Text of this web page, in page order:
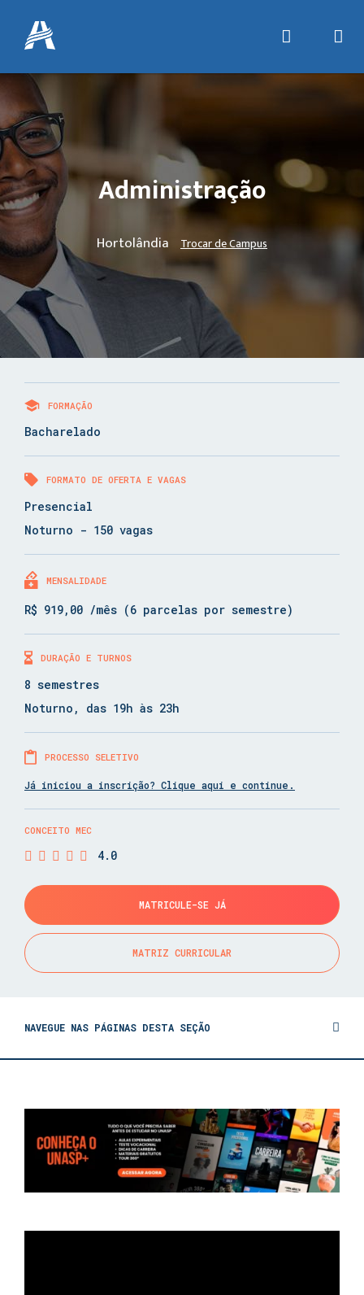
Administração
Hortolândia Trocar de Campus
FORMAÇÃO
Bacharelado
FORMATO DE OFERTA E VAGAS
Presencial
Noturno - 150 vagas
MENSALIDADE
R$ 919,00 /mês (6 parcelas por semestre)
DURAÇÃO E TURNOS
8 semestres
Noturno, das 19h às 23h
PROCESSO SELETIVO
Já iniciou a inscrição? Clique aqui e continue.
CONCEITO MEC
4.0
MATRICULE-SE JÁ
MATRIZ CURRICULAR
NAVEGUE NAS PÁGINAS DESTA SEÇÃO